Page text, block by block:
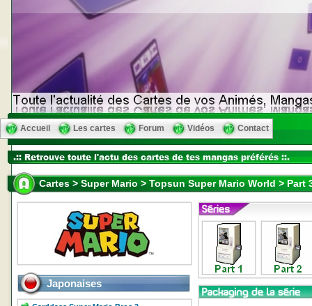
Accueil Les cartes Forum Vidéos Contact
Cartes > Super Mario > Topsun Super Mario World > Part
Japonaises